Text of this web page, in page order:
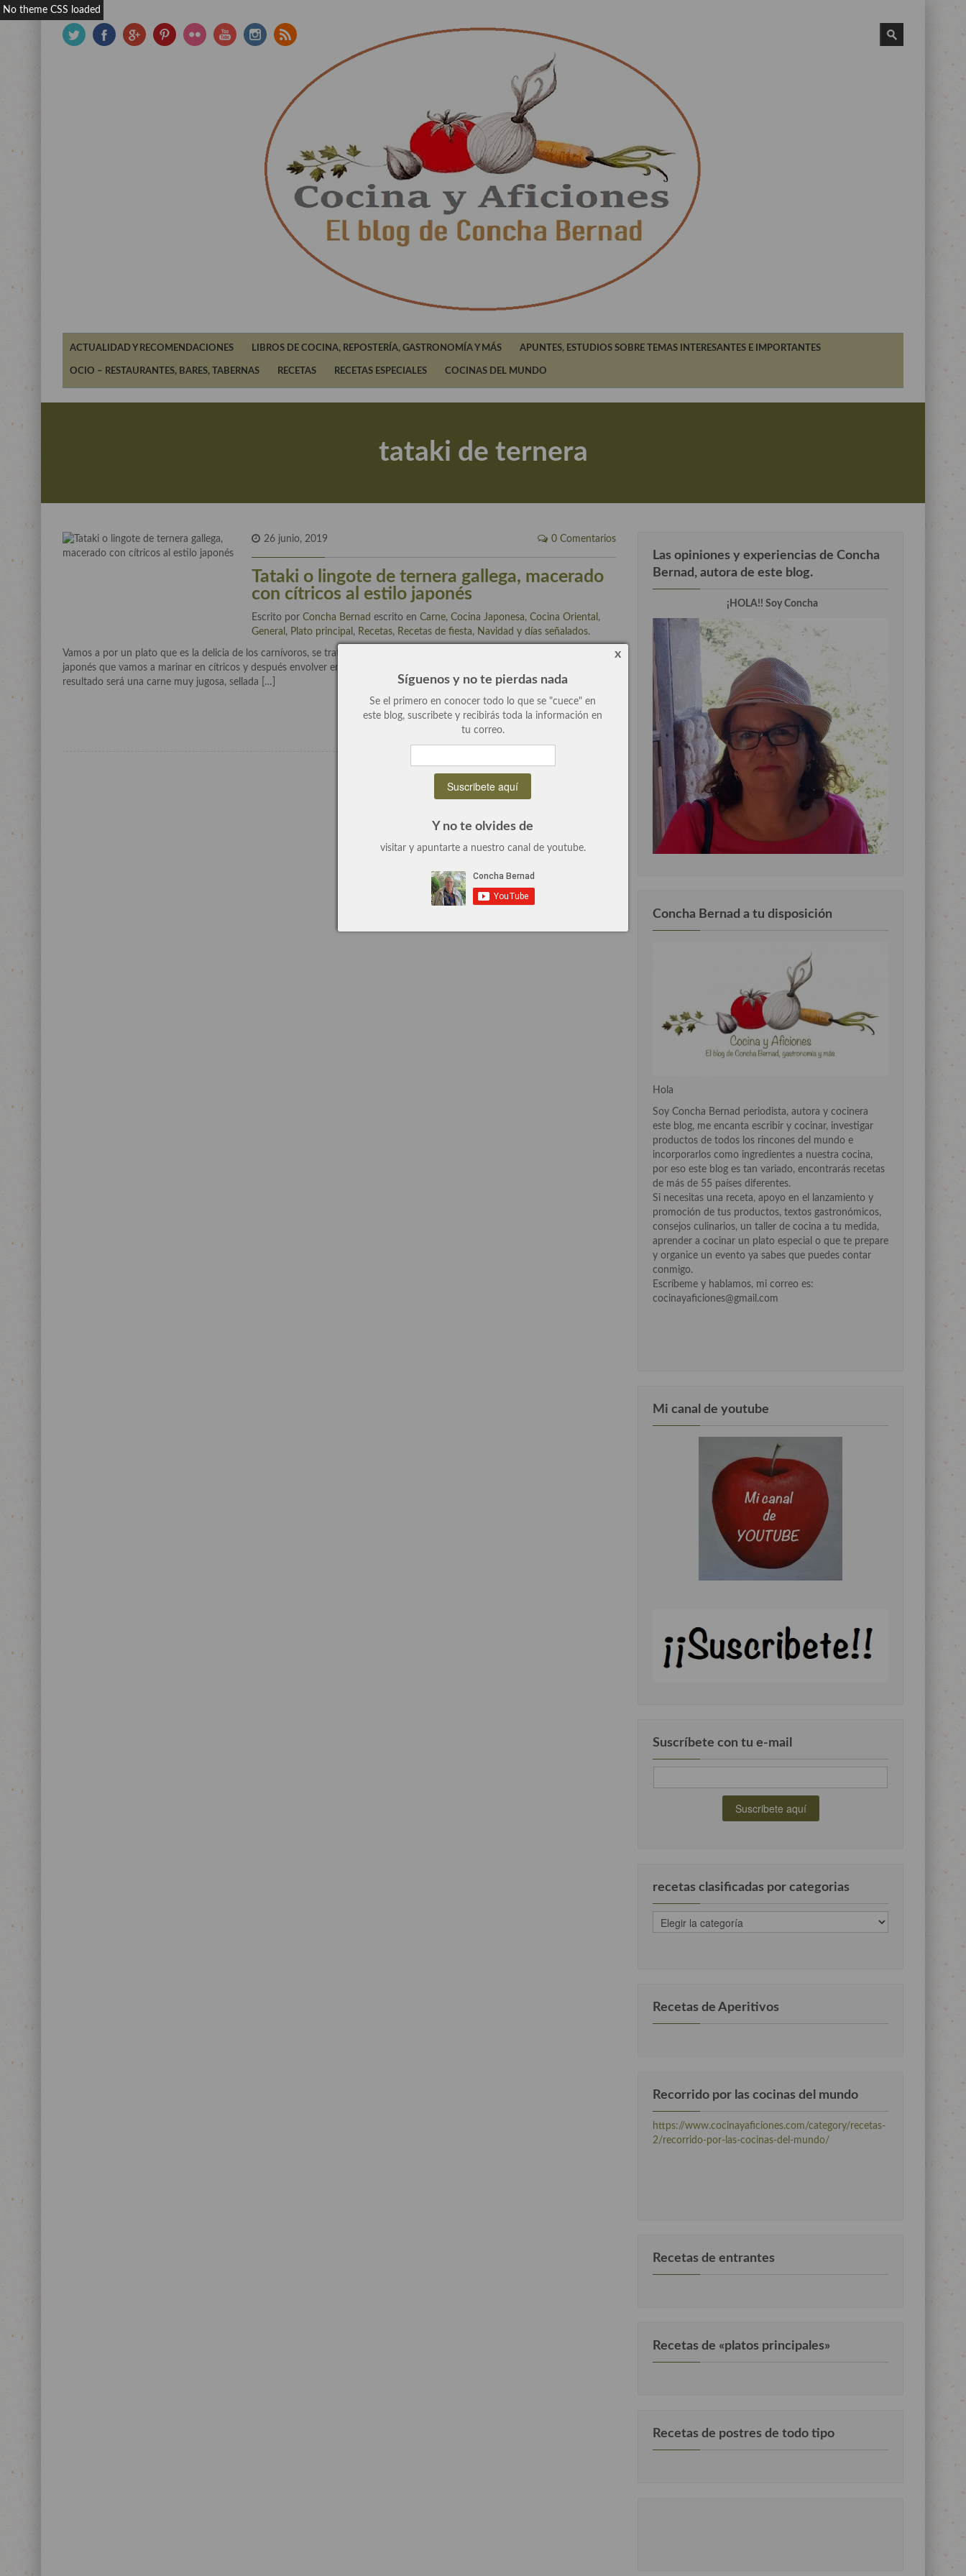
ACTUALIDAD Y RECOMENDACIONES LIBROS DE COCINA, REPOSTERÍA, GASTRONOMÍA Y MÁS APUNTES, ESTUDIOS SOBRE TEMAS INTERESANTES E IMPORTANTES
OCIO – RESTAURANTES, BARES, TABERNAS RECETAS RECETAS ESPECIALES COCINAS DEL MUNDO
tataki de ternera
26 junio, 2019 0 Comentarios
Tataki o lingote de ternera gallega, macerado
con cítricos al estilo japonés
Escrito porConcha Bernad escrito enCarne,Cocina Japonesa,Cocina Oriental ,
General , Plato principal , Recetas, Recetas de fiesta, Navidad y días señalados.
Vamos a por un plato que es la delicia de los carnívoros, se trata de un tataki o lingote de ternera gallega con cítricos al estilo
japonés que vamos a marinar en cítricos y después envolver en una mezcla de semillas de sésamo y de mostaza blanca. El
resultado será una carne muy jugosa, sellada […]
Leer más
Las opiniones y experiencias de Concha
Bernad, autora de este blog.
¡HOLA!! Soy Concha
Concha Bernad a tu disposición
Hola
Soy Concha Bernad periodista, autora y cocinera
este blog, me encanta escribir y cocinar, investigar
productos de todos los rincones del mundo e
incorporarlos como ingredientes a nuestra cocina,
por eso este blog es tan variado, encontrarás recetas
de más de 55 países diferentes.
Si necesitas una receta, apoyo en el lanzamiento y
promoción de tus productos, textos gastronómicos,
consejos culinarios, un taller de cocina a tu medida,
aprender a cocinar un plato especial o que te prepare
y organice un evento ya sabes que puedes contar
conmigo.
Escríbeme y hablamos, mi correo es:
cocinayaficiones@gmail.com
Mi canal de youtube
Suscríbete con tu e-mail
recetas clasificadas por categorias
recetas
clasificadas
Recetas de Aperitivos
Recorrido por las cocinas del mundo
https://www.cocinayaficiones.com/category/recetas-
2/recorrido-por-las-cocinas-del-mundo/
Recetas de entrantes
Recetas de «platos principales»
Recetas de postres de todo tipo
x
Síguenos y no te pierdas nada
Se el primero en conocer todo lo que se "cuece" en
este blog, suscribete y recibirás toda la información en
tu correo.
Y no te olvides de
visitar y apuntarte a nuestro canal de youtube.
No theme CSS loaded